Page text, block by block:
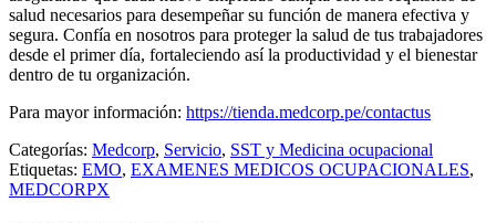
salud necesarios para desempeñar su función de manera efectiva y
segura. Confía en nosotros para proteger la salud de tus trabajadores
desde el primer día, fortaleciendo así la productividad y el bienestar
dentro de tu organización.
Para mayor información: https://tienda.medcorp.pe/contactus
Categorías: Medcorp, Servicio, SST y Medicina ocupacional
Etiquetas: EMO, EXAMENES MEDICOS OCUPACIONALES,
MEDCORPX